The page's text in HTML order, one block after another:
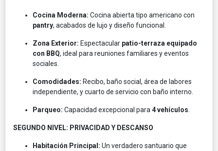
Cocina Moderna: Cocina abierta tipo americano con
pantry, acabados de lujo y diseño funcional.
Zona Exterior: Espectacular patio-terraza equipado
con BBQ, ideal para reuniones familiares y eventos
sociales.
Comodidades: Recibo, baño social, área de labores
independiente, y cuarto de servicio con baño interno.
Parqueo: Capacidad excepcional para 4 vehículos
SEGUNDO NIVEL: PRIVACIDAD Y DESCANSO
Habitación Principal: Un verdadero santuario que